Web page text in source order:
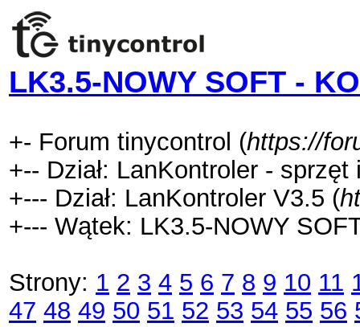
LK3.5-NOWY SOFT -
+- Forum tinycontrol (https://
+-- Dział: LanKontroler -
+--- Dział: LanKontroler V3.5 (
+--- Wątek: LK3.5-NOWY
Strony: 1 2 3 4 5 6 7 8 9 10 11
47 48 49 50 51 52 53 54 55 56